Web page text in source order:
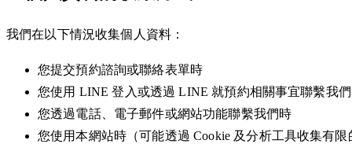
我們在以下情況收集個人資料：
您提交預約諮詢或聯絡表單時
您使用 LINE 登入或透過 LINE 就預約相關事宜聯繫我
您透過電話、電子郵件或網站功能聯繫我們時
您使用本網站時（可能透過 Cookie 及分析工具收集有限